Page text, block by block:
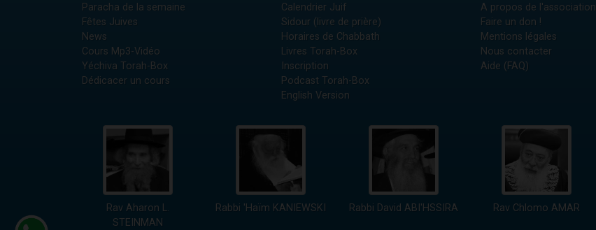
Paracha de la semaine
Fêtes Juives
News
Cours Mp3-Vidéo
Yéchiva Torah-Box
Dédicacer un cours
Calendrier Juif
Sidour (livre de prière)
Horaires de Chabbath
Livres Torah-Box
Inscription
Podcast Torah-Box
English Version
A propos de l'association
Faire un don !
Mentions légales
Nous contacter
Aide (FAQ)
Rav Aharon L.
STEINMAN
Rabbi 'Haïm KANIEWSKI Rabbi David ABI'HSSIRA Rav Chlomo AMAR